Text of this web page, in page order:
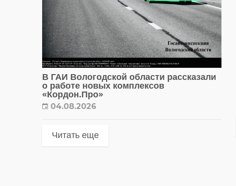
В ГАИ Вологодской области рассказали
о работе новых комплексов
«Кордон.Про»
04.08.2026
Читать еще